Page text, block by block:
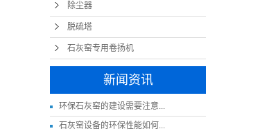
除尘器
脱硫塔
石灰窑专用卷扬机
新闻资讯
​环保石灰窑的建设需要注意...
​石灰窑设备的环保性能如何...